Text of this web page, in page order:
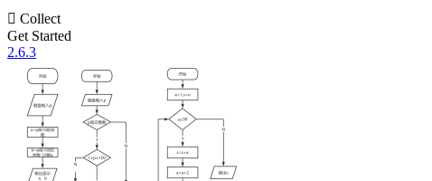
 Collect
Get Started
2.6.3